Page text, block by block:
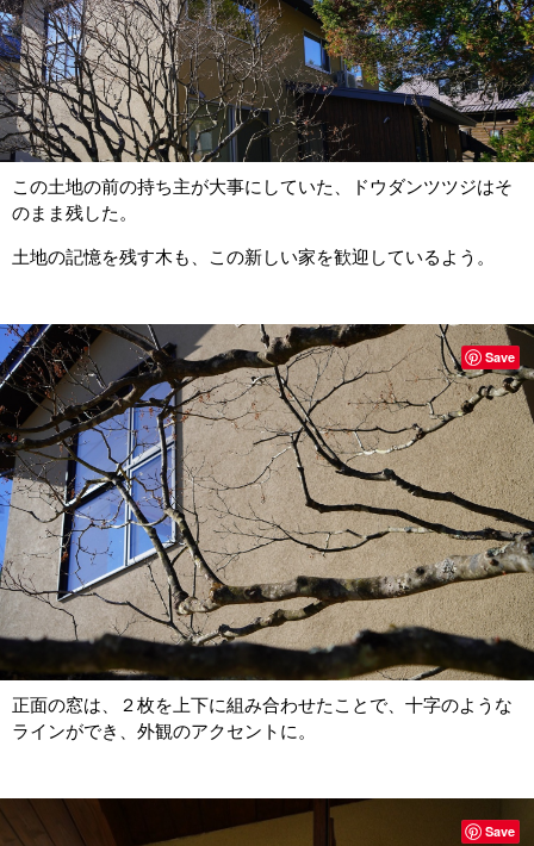
この土地の前の持ち主が大事にしていた、ドウダンツツジはそ
のまま残した。
土地の記憶を残す木も、この新しい家を歓迎しているよう。
正面の窓は、２枚を上下に組み合わせたことで、十字のような
ラインができ、外観のアクセントに。
Save
Save